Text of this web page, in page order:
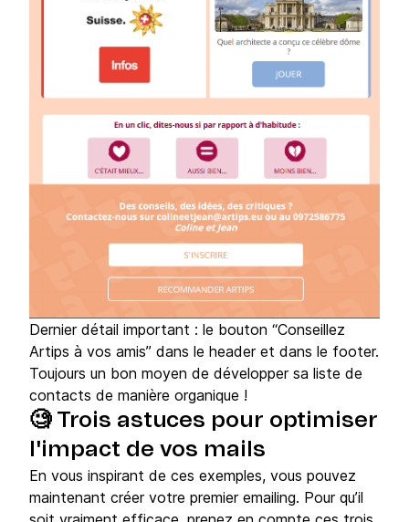
Dernier détail important : le bouton “Conseillez
Artips à vos amis” dans le header et dans le footer.
Toujours un bon moyen de développer sa liste de
contacts de manière organique !
🧐 Trois astuces pour optimiser
l'impact de vos mails
En vous inspirant de ces exemples, vous pouvez
maintenant créer votre premier emailing. Pour qu’il